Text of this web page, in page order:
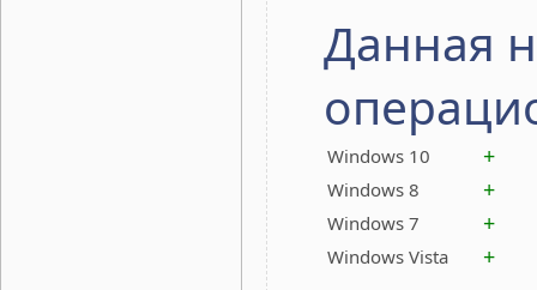
Данная
Windows 10 +
Windows 8 +
Windows 7 +
Windows Vista +